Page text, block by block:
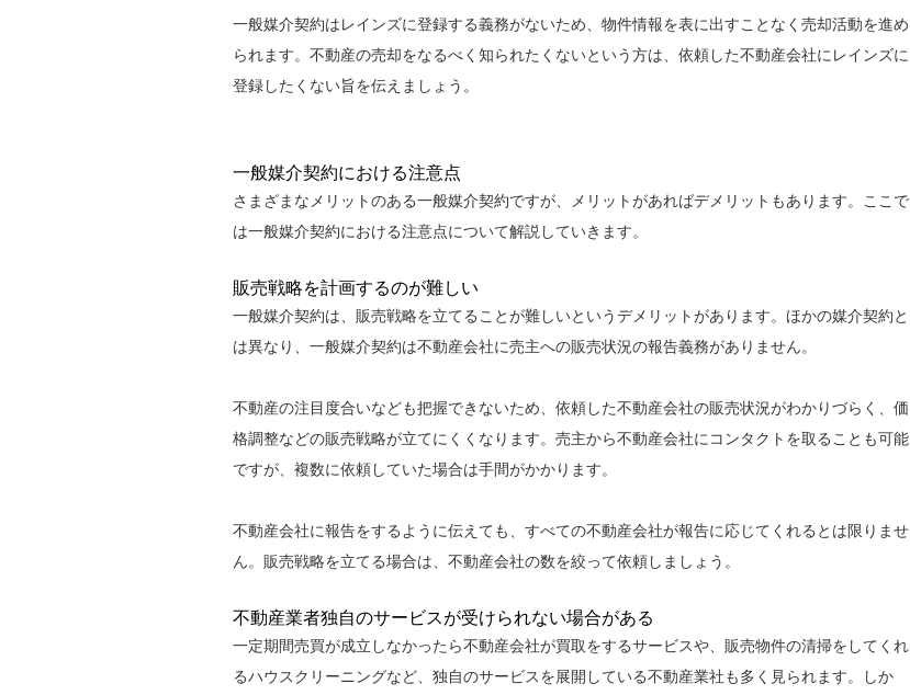
一般媒介契約はレインズに登録する義務がないため、物件情報を表に出すことなく売却活動を進め
られます。不動産の売却をなるべく知られたくないという方は、依頼した不動産会社にレインズに
登録したくない旨を伝えましょう。
一般媒介契約における注意点
さまざまなメリットのある一般媒介契約ですが、メリットがあればデメリットもあります。ここで
は一般媒介契約における注意点について解説していきます。
販売戦略を計画するのが難しい
一般媒介契約は、販売戦略を立てることが難しいというデメリットがあります。ほかの媒介契約と
は異なり、一般媒介契約は不動産会社に売主への販売状況の報告義務がありません。
不動産の注目度合いなども把握できないため、依頼した不動産会社の販売状況がわかりづらく、価
格調整などの販売戦略が立てにくくなります。売主から不動産会社にコンタクトを取ることも可能
ですが、複数に依頼していた場合は手間がかかります。
不動産会社に報告をするように伝えても、すべての不動産会社が報告に応じてくれるとは限りませ
ん。販売戦略を立てる場合は、不動産会社の数を絞って依頼しましょう。
不動産業者独自のサービスが受けられない場合がある
一定期間売買が成立しなかったら不動産会社が買取をするサービスや、販売物件の清掃をしてくれ
るハウスクリーニングなど、独自のサービスを展開している不動産業社も多く見られます。しか